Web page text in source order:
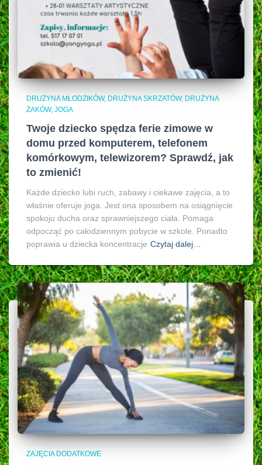
DRUŻYNA MŁODZIKÓW DRUŻYNA SKRZATÓW DRUŻYNA
ŻAKÓW JOGA
Twoje dziecko spędza ferie zimowe w
domu przed komputerem, telefonem
komórkowym, telewizorem? Sprawdź, jak
to zmienić!
Każde dziecko lubi ruch, zabawy i ciekawe zajęcia, a to
właśnie oferuje joga. Jest ona sposobem na osiągnięcie
spokoju ducha oraz sprawniejszego ciała. Pomaga
odpocząć po całodziennym pobycie w szkole. Ponadto
poprawia u dziecka koncentracje Czytaj dalej…
ZAJĘCIA DODATKOWE